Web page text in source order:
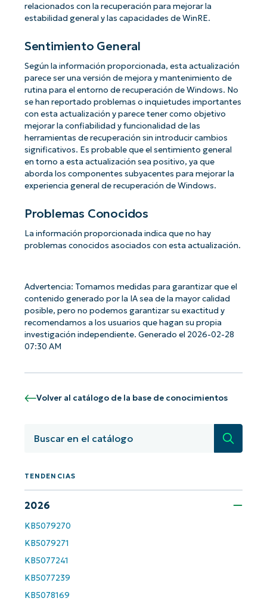
relacionados con la recuperación para mejorar la
estabilidad general y las capacidades de WinRE.
Sentimiento General
Según la información proporcionada, esta actualización
parece ser una versión de mejora y mantenimiento de
rutina para el entorno de recuperación de Windows. No
se han reportado problemas o inquietudes importantes
con esta actualización y parece tener como objetivo
mejorar la confiabilidad y funcionalidad de las
herramientas de recuperación sin introducir cambios
significativos. Es probable que el sentimiento general
en torno a esta actualización sea positivo, ya que
aborda los componentes subyacentes para mejorar la
experiencia general de recuperación de Windows.
Problemas Conocidos
La información proporcionada indica que no hay
problemas conocidos asociados con esta actualización.
Advertencia: Tomamos medidas para garantizar que el
contenido generado por la IA sea de la mayor calidad
posible, pero no podemos garantizar su exactitud y
recomendamos a los usuarios que hagan su propia
investigación independiente. Generado el 2026-02-28
07:30 AM
Volver al catálogo de la base de conocimientos
TENDENCIAS
2026
KB5079270
KB5079271
KB5077241
KB5077239
KB5078169
¡Empiece con los análisis de KB
First
and
last
name*
Business
email*